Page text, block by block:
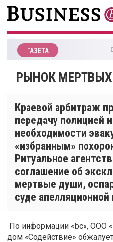
ГАЗЕТА
РЫНОК
Краевой арбитраж
передачу полицией
необходимости
«избранным»
Ритуальное
соглашение об
мертвые души,
суде апелляционной
По информации «bc», ООО
дом «Содействие»